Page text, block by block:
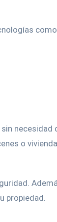
necesidad
o
propiedad.